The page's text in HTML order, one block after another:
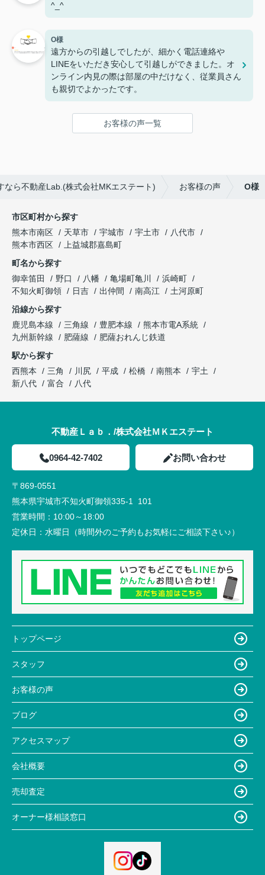
^_^
O様
遠方からの引越しでしたが、細かく電話連絡や
LINEをいただき安心して引越しができました。オ
ンライン内見の際は部屋の中だけなく、従業員さん
も親切でよかったです。
お客様の声一覧
ら不動産Lab.(株式会社MKエステート) お客様の声 O様
市区町村から探す
熊本市南区
天草市 宇城市 宇土市
八代市
熊本市西区
上益城郡嘉島町
町名から探す
御幸笛田
野口 八幡 亀場町亀川
浜崎町
不知火町御領
日吉 出仲間 南高江
土河原町
沿線から探す
鹿児島本線
三角線 豊肥本線
熊本市電A系統
九州新幹線
肥薩線
肥薩おれんじ鉄道
駅から探す
西熊本
三角 川尻 平成 松橋 南熊本
宇土
新八代
富合 八代
不動産Ｌａｂ．/株式会社ＭＫエステート
0964-42-7402 お問い合わせ
〒869-0551
熊本県宇城市不知火町御領335-1 101
営業時間： 10:00～18:00
定休日： 水曜日（時間外のご予約もお気軽にご相談下さい♪）
トップページ
スタッフ
お客様の声
ブログ
アクセスマップ
会社概要
売却査定
オーナー様相談窓口